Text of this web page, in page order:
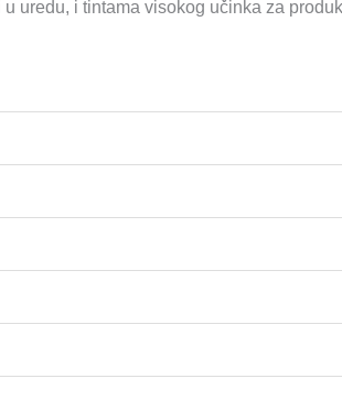
uredu, i tintama visokog učinka za